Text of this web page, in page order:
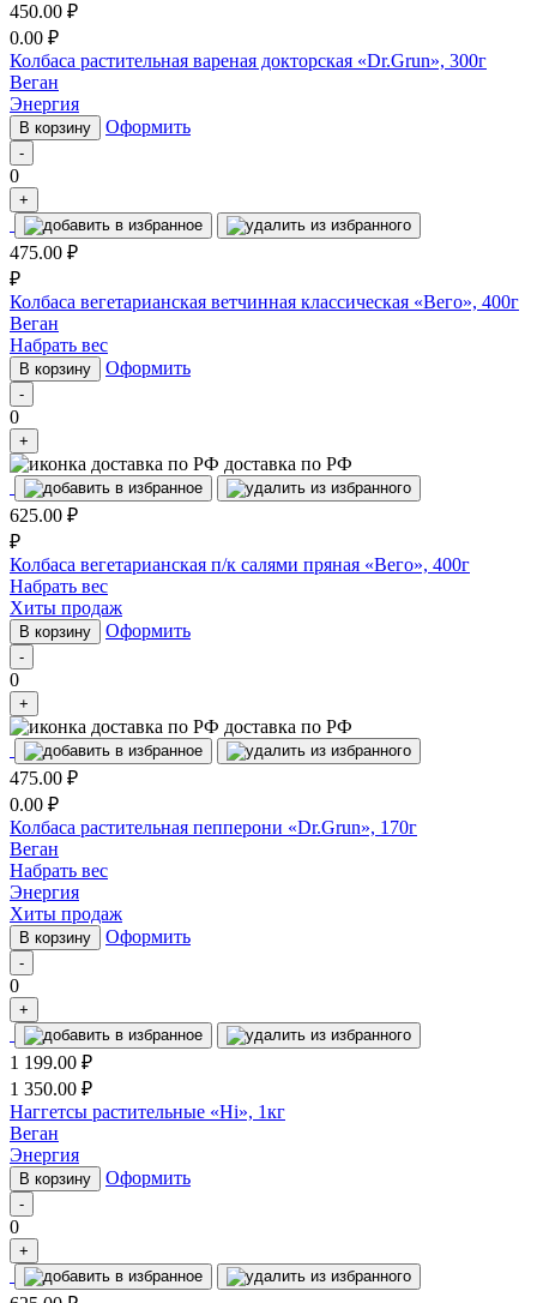
450.00 ₽
0.00 ₽
Колбаса растительная вареная докторская «Dr.Grun», 300г
Веган
Энергия
В корзину Оформить
-
0
+
475.00 ₽
₽
Колбаса вегетарианская ветчинная классическая «Вего», 400г
Веган
Набрать вес
В корзину Оформить
-
0
+
доставка по РФ
625.00 ₽
₽
Колбаса вегетарианская п/к салями пряная «Вего», 400г
Набрать вес
Хиты продаж
В корзину Оформить
-
0
+
доставка по РФ
475.00 ₽
0.00 ₽
Колбаса растительная пепперони «Dr.Grun», 170г
Веган
Набрать вес
Энергия
Хиты продаж
В корзину Оформить
-
0
+
1 199.00 ₽
1 350.00 ₽
Наггетсы растительные «Hi», 1кг
Веган
Энергия
В корзину Оформить
-
0
+